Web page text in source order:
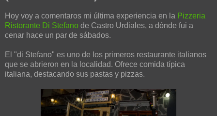
Hoy voy a comentaros mi última experiencia en la Pizzeria
Ristorante Di Stefano de Castro Urdiales, a dónde fui a
cenar hace un par de sábados.
El "di Stefano" es uno de los primeros restaurante italianos
que se abrieron en la localidad. Ofrece comida típica
italiana, destacando sus pastas y pizzas.